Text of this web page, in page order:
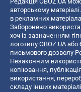
авторському
в рекламних
Заборонено
хоч із зазначенням
логотипу OBOZ.UA
письмового дозволу
Незаконним
копiювання,
використання,
складу інших